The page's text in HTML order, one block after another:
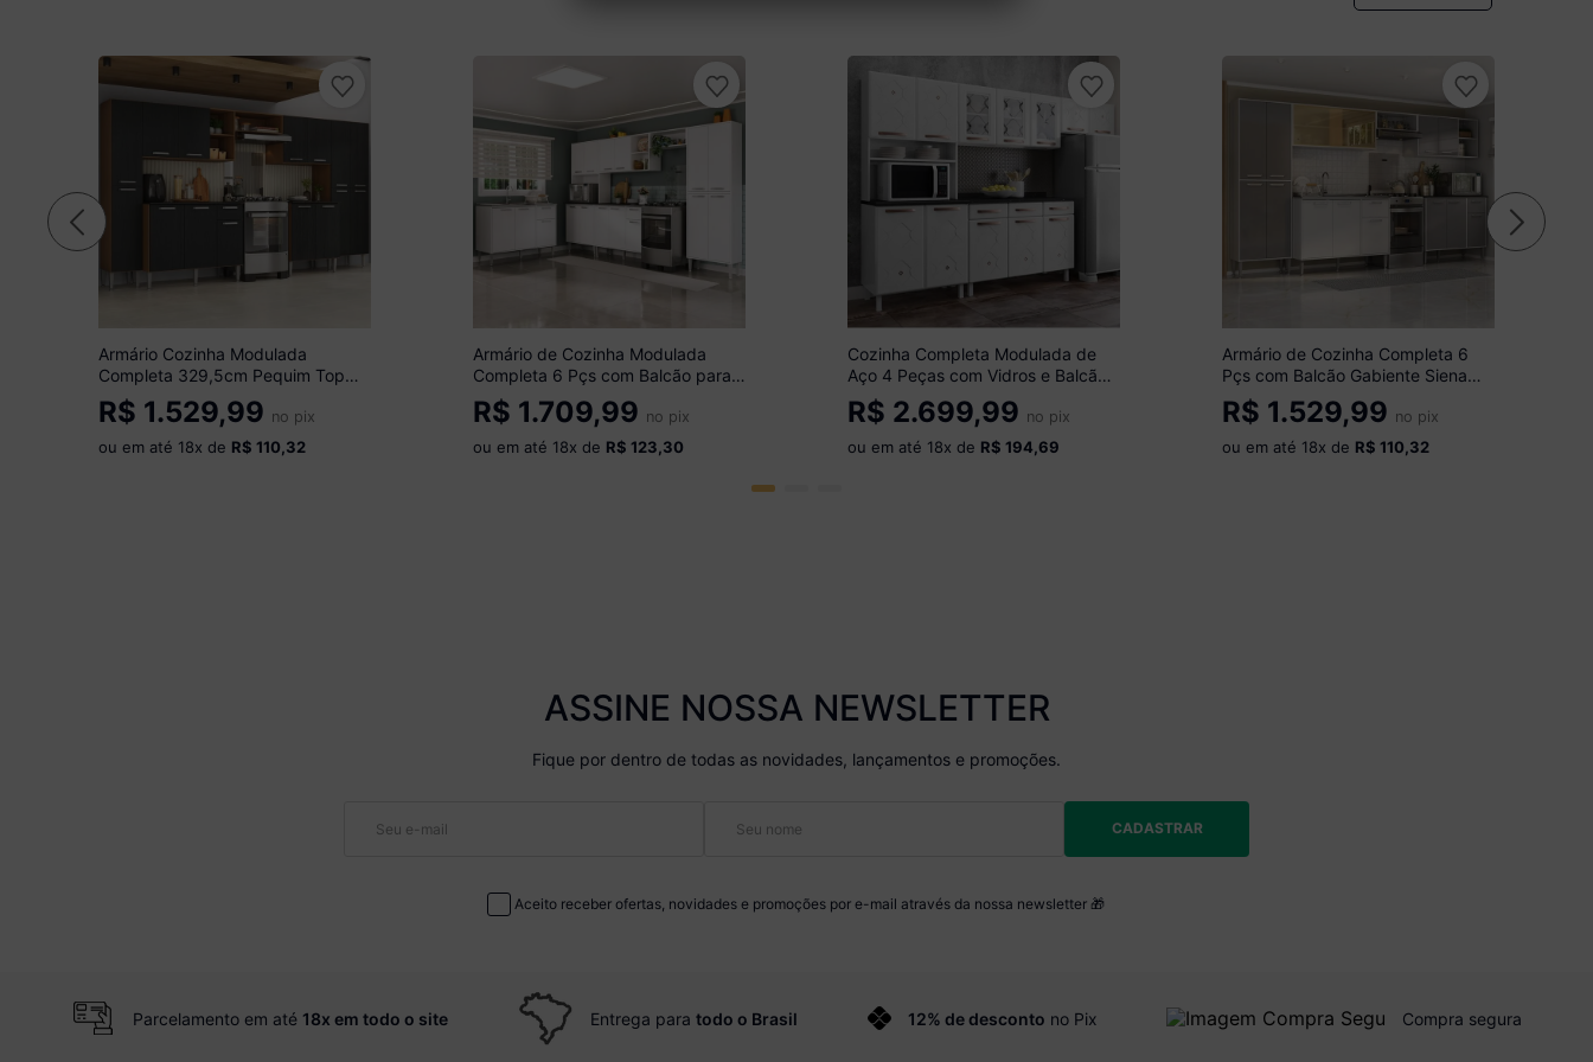
Armário Cozinha Modulada
Completa 329,5cm Pequim Top
Multimóveis MP3767
Madeirado/Preto
R$ 1.529,99 no pix
ou em até 18x de R$ 110,32
Armário de Cozinha Modulada
Completa 6 Pçs com Balcão para
Pia Siena Multimóveis MP2285
Branco
R$ 1.709,99 no pix
ou em até 18x de R$ 123,30
Cozinha Completa Modulada de
Aço 4 Peças com Vidros e Balcão
Multimóveis CR20353 Branco
R$ 2.699,99 no pix
ou em até 18x de R$ 194,69
Armário de Cozinha Completa 6
Pçs com Balcão Gabiente Siena
Multimóveis MP2243
Branco/Lacca Fumê
R$ 1.529,99 no pix
ou em até 18x de R$ 110,32
ASSINE NOSSA NEWSLETTER
Fique por dentro de todas as novidades, lançamentos e promoções.
CADASTRAR
Aceito receber ofertas, novidades e promoções por e-mail através da nossa newsletter 🎁
Parcelamento em até 18x em todo o site Entrega paratodo o Brasil 12% de desconto no Pix Compra segura